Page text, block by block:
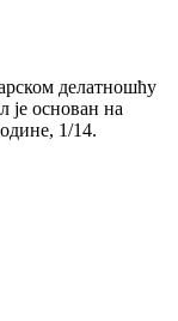
делатношћу
је основан на
1/14.